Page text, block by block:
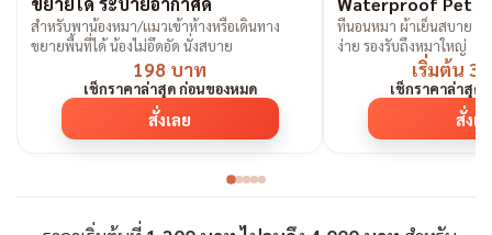
สำหรับพาน้องหมา/แมวเข้าห้างหรือเดินทาง
ขยายพื้นที่ได้ น้องไม่อึดอัด นั่งสบาย
198 บาท
เช็กราคาล่าสุด ก่อนของหมด
สั่งเลย
ที่นอนหมา ผ้าเย็นสบาย กั
ง่าย รองรับถึงหมาใหญ่
เริ่มต้น
เช็กราคาล่าสุด
สั่งเ